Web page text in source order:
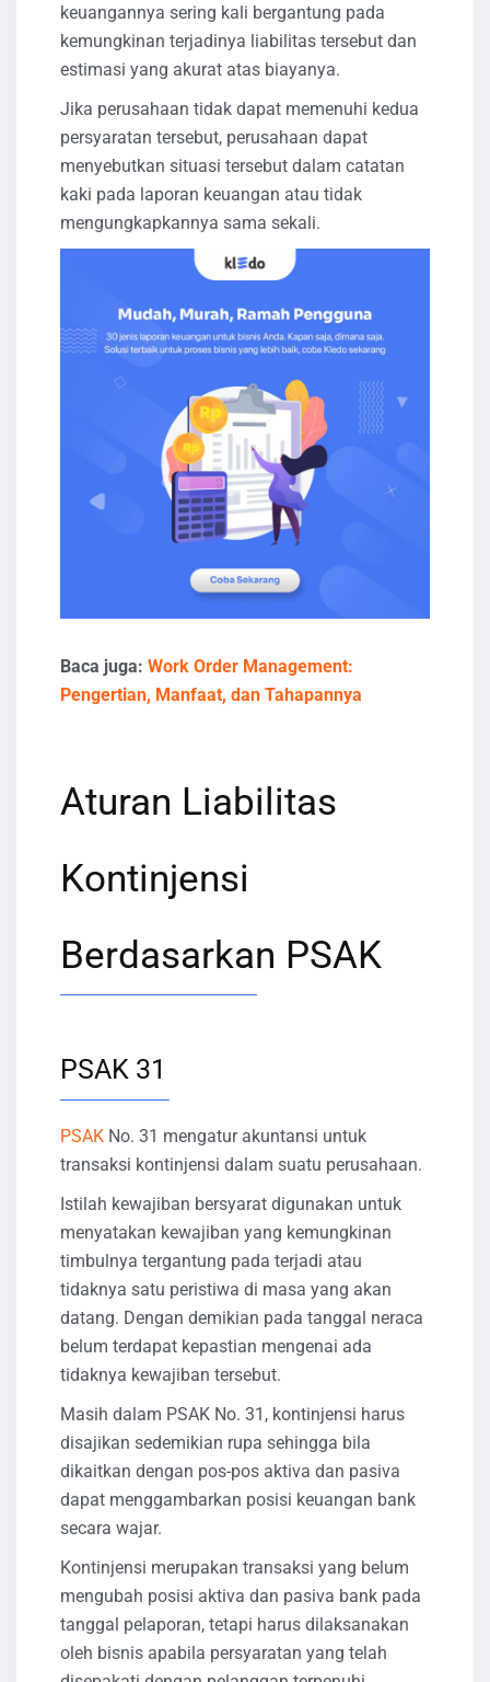
keuangannya sering kali bergantung pada
kemungkinan terjadinya liabilitas tersebut dan
estimasi yang akurat atas biayanya.
Jika perusahaan tidak dapat memenuhi kedua
persyaratan tersebut, perusahaan dapat
menyebutkan situasi tersebut dalam catatan
kaki pada laporan keuangan atau tidak
mengungkapkannya sama sekali.
Baca juga: Work Order Management:
Pengertian, Manfaat, dan Tahapannya
Aturan Liabilitas
Kontinjensi
Berdasarkan PSAK
PSAK 31
PSAK No. 31 mengatur akuntansi untuk
transaksi kontinjensi dalam suatu perusahaan.
Istilah kewajiban bersyarat digunakan untuk
menyatakan kewajiban yang kemungkinan
timbulnya tergantung pada terjadi atau
tidaknya satu peristiwa di masa yang akan
datang. Dengan demikian pada tanggal neraca
belum terdapat kepastian mengenai ada
tidaknya kewajiban tersebut.
Masih dalam PSAK No. 31, kontinjensi harus
disajikan sedemikian rupa sehingga bila
dikaitkan dengan pos-pos aktiva dan pasiva
dapat menggambarkan posisi keuangan bank
secara wajar.
Kontinjensi merupakan transaksi yang belum
mengubah posisi aktiva dan pasiva bank pada
tanggal pelaporan, tetapi harus dilaksanakan
oleh bisnis apabila persyaratan yang telah